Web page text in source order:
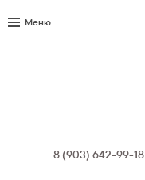
Меню
8 (903) 642-99-18